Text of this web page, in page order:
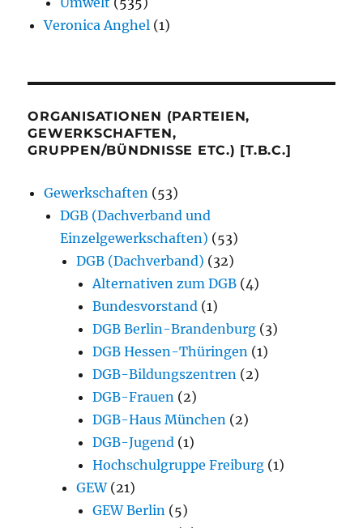
Veronica Anghel (1)
ORGANISATIONEN (PARTEIEN,
GEWERKSCHAFTEN,
GRUPPEN/BÜNDNISSE ETC.) [T.B.C.]
Gewerkschaften (53)
DGB (Dachverband und
Einzelgewerkschaften) (53)
DGB (Dachverband) (32)
Alternativen zum DGB (4)
Bundesvorstand (1)
DGB Berlin-Brandenburg (3)
DGB Hessen-Thüringen (1)
DGB-Bildungszentren (2)
DGB-Frauen (2)
DGB-Haus München (2)
DGB-Jugend (1)
Hochschulgruppe Freiburg (1)
GEW(21)
GEW Berlin (5)